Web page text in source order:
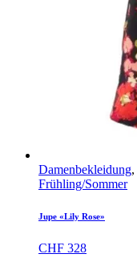
Damenbekleidung,
Frühling/Sommer
Jupe «Lily Rose»
CHF 328